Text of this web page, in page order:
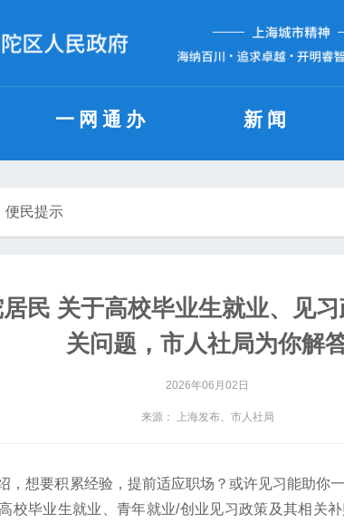
一网通办 新闻
便民提示
民 关于高校毕业生就业、见
关问题，市人社局为你解
2026年06月02日
来源： 上海发布、市人社局
想要积累经验，提前适应职场？或许见习能助你
校毕业生就业、青年就业/创业见习政策及其相关